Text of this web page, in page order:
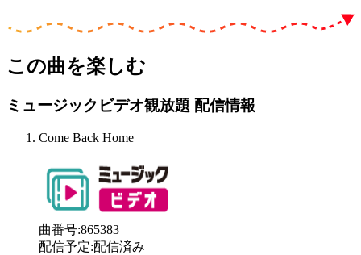
この曲を楽しむ
ミュージックビデオ観放題 配信情報
Come Back Home
曲番号:865383
配信予定:配信済み